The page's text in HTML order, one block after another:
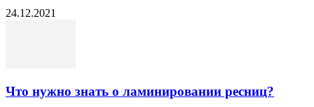
24.12.2021
Что нужно знать о ламинировании ресниц?